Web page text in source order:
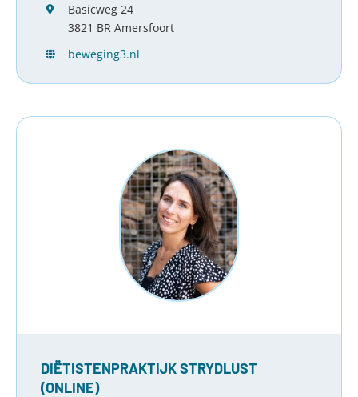
Basicweg 24
3821 BR Amersfoort
beweging3.nl
DIËTISTENPRAKTIJK STRYDLUST
(ONLINE)